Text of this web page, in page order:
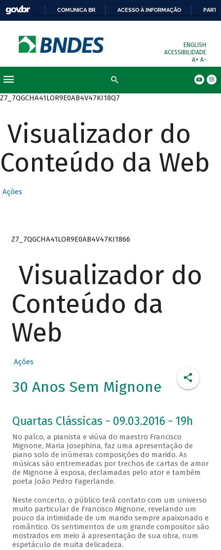
COMUNICA BR ACESSO À INFORMAÇÃO
ENGLISH
ACESSIBILIDADE
A+ A-
Z7_7QGCHA41LOR9E0AB4V47KI18Q7
Visualizador do
Conteúdo da Web
Ações
Z7_7QGCHA41LOR9E0AB4V47KI1866
Visualizador do
Conteúdo da
Web
Ações
30 Anos Sem Mignone
Quartas Clássicas - 09.03.2016 - 19h
No palco, a pianista e viúva do maestro Francisco
Mignone, Maria Josephina, faz uma apresentação de
piano solo de inúmeras composições do marido. As
músicas são entremeadas por trechos de cartas de amor
de Mignone à esposa, declamadas pelo ator e também
poeta João Pedro Fagerlande.
Neste concerto, o público terá contato com um universo
muito particular de Francisco Mignone, revelando um
pouco da intimidade de um marido sempre apaixonado e
romântico. Os sentimentos de um grande compositor são
mostrados em meio à apresentação de sua obra, num
espetáculo de muita delicadeza.